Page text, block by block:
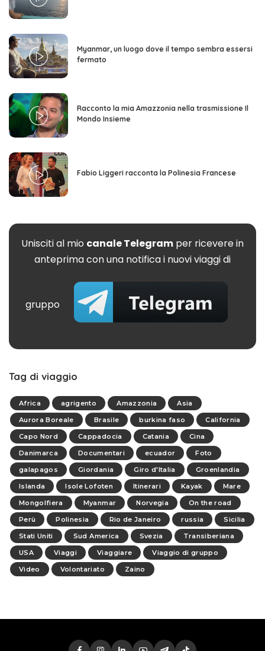
Myanmar, un luogo dove il tempo sembra essersi
fermato
Racconto la mia Amazzonia nella trasmissione Il
Mondo Insieme
Fabio Liggeri racconta la Polinesia Francese
Unisciti al mio canale Telegram per ricevere in
anteprima con una notifica i nuovi viaggi di
gruppo
Tag di viaggio
Africa agrigento Amazzonia
Asia
Aurora Boreale
Brasile burkina faso
California
Capo Nord
Cappadocia Catania
Cina
Danimarca
Documentari ecuador
Foto
galapagos
Giordania Giro d'Italia
Groenlandia
Islanda
Isole Lofoten Itinerari Kayak
Mare
Mongolfiera
Myanmar Norvegia
On the road
Perù
Polinesia Rio de Janeiro russia
Sicilia
Stati Uniti
Sud America Svezia
Transiberiana
USA
Viaggi Viaggiare
Viaggio di gruppo
Video
Volontariato Zaino